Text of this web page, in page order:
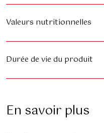
Valeurs nutritionnelles
Durée de vie du produit
En savoir plus